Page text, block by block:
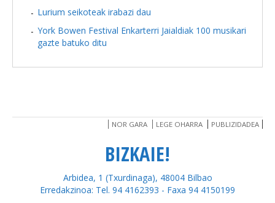
Lurium seikoteak irabazi dau
York Bowen Festival Enkarterri Jaialdiak 100 musikari
gazte batuko ditu
NOR GARA LEGE OHARRA PUBLIZIDADEA
BIZKAIE!
Arbidea, 1 (Txurdinaga), 48004 Bilbao
Erredakzinoa: Tel. 94 4162393 - Faxa 94 4150199